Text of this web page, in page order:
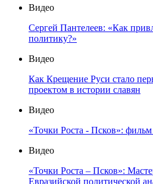
Видео
Сергей Пантелеев: «Как
политику?»
Видео
Как Крещение Руси стало
проектом в истории славян
Видео
«Точки Роста - Псков»:
Видео
«Точки Роста – Псков»:
Евразийской политической